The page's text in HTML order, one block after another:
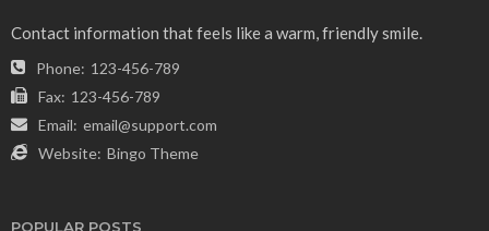
Contact information that feels like a warm, friendly smile.
Phone: 123-456-789
Fax: 123-456-789
Email: email@support.com
Website: Bingo Theme
POPULAR POSTS